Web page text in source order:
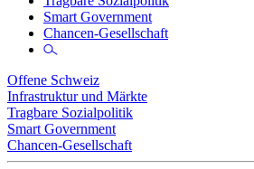
Smart Government
Chancen-Gesellschaft
Offene Schweiz
Infrastruktur und Märkte
Tragbare Sozialpolitik
Smart Government
Chancen-Gesellschaft